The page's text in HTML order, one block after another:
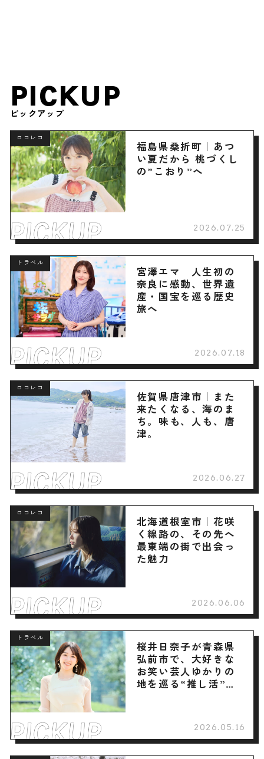
PICKUP
ピックアップ
ロコレコ
福島県桑折町｜あつ
い夏だから 桃づくし
の”こおり”へ
2026.07.25
トラベル
宮澤エマ 人生初の
奈良に感動、世界遺
産・国宝を巡る歴史
旅へ
2026.07.18
ロコレコ
佐賀県唐津市｜また
来たくなる、海のま
ち。味も、人も、唐
津。
2026.06.27
ロコレコ
北海道根室市｜花咲
く線路の、その先へ
最東端の街で出会っ
た魅力
2026.06.06
トラベル
桜井日奈子が青森県
弘前市で、大好きな
お笑い芸人ゆかりの
地を巡る“推し活”旅
2026.05.16